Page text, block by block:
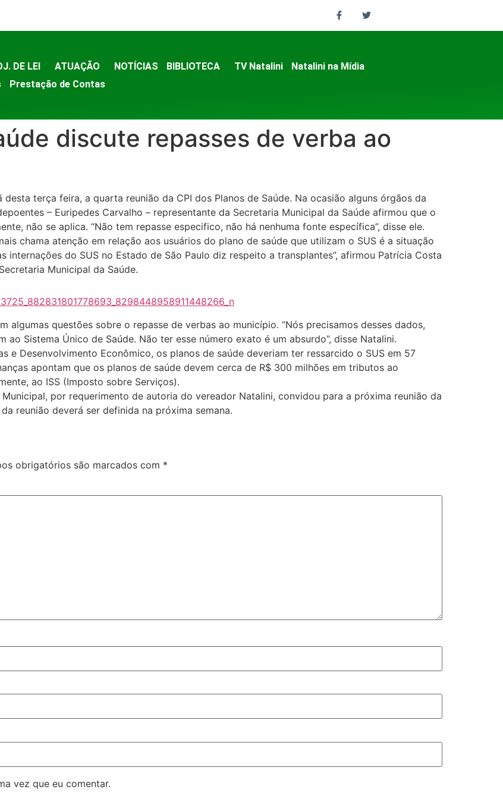
DE LEI ATUAÇÃO NOTÍCIAS BIBLIOTECA TV Natalini
Natalini na Mídia
Prestação de Contas
discute repasses de verba ao
terça feira, a quarta reunião da CPI dos Planos de Saúde. Na ocasião alguns órgãos da
– Euripedes Carvalho – representante da Secretaria Municipal da Saúde afirmou que o
não se aplica. “Não tem repasse especifico, não há nenhuma fonte específica”, disse ele.
chama atenção em relação aos usuários do plano de saúde que utilizam o SUS é a situação
internações do SUS no Estado de São Paulo diz respeito a transplantes”, afirmou Patrícia Costa
Municipal da Saúde.
algumas questões sobre o repasse de verbas ao município. “Nós precisamos desses dados,
Sistema Único de Saúde. Não ter esse número exato é um absurdo”, disse Natalini.
e Desenvolvimento Econômico, os planos de saúde deveriam ter ressarcido o SUS em 57
apontam que os planos de saúde devem cerca de R$ 300 milhões em tributos ao
ao ISS (Imposto sobre Serviços).
por requerimento de autoria do vereador Natalini, convidou para a próxima reunião da
reunião deverá ser definida na próxima semana.
obrigatórios são marcados com *
vez que eu comentar.